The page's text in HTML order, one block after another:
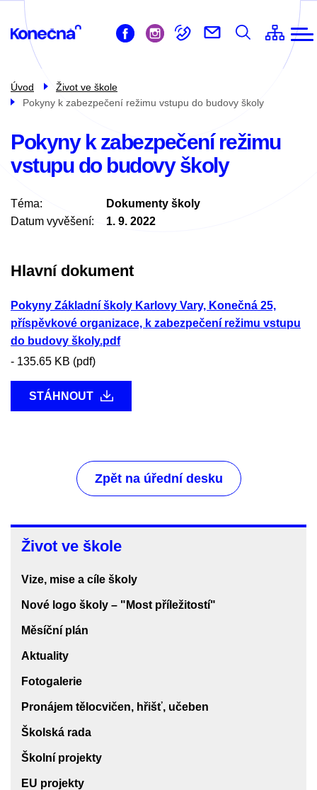
Přejít
hlavnímu
obsahu
Život ve škole
Pro žáky
Školní družina
Školní jídelna
Kontakty
Život
ve
škole
Život ve škole
Vize, mise a cíle školy
Nové logo školy – "Most příležitostí"
Měsíční plán
Aktuality
Fotogalerie
Pronájem tělocvičen, hřišť, učeben
Školská rada
Školní projekty
EU projekty
Úvod
Život ve škole
Pokyny k zabezpečení režimu vstupu do budovy školy
Pokyny k zabezpečení režimu
vstupu do budovy školy
Téma
Dokumenty školy
Datum vyvěšení
1. 9. 2022
Hlavní dokument
Pokyny Základní školy Karlovy Vary, Konečná 25,
příspěvkové organizace, k zabezpečení režimu vstupu
do budovy školy.pdf
- 135.65 KB (pdf)
STÁHNOUT
Zpět na úřední desku